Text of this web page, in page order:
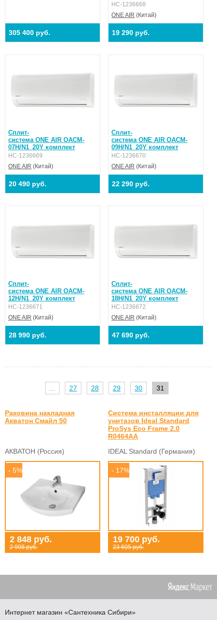
305 400 руб.
НС-1236668
ONE AIR (Китай)
19 290 руб.
Сплит-
система ONE AIR OACM-
07H/N1_20Y комплект
НС-1236669
ONE AIR (Китай)
20 490 руб.
Сплит-
система ONE AIR OACM-
09H/N1_20Y комплект
НС-1236670
ONE AIR (Китай)
22 290 руб.
Сплит-
система ONE AIR OACM-
12H/N1_20Y комплект
НС-1236671
ONE AIR (Китай)
28 990 руб.
Сплит-
система ONE AIR OACM-
18H/N1_20Y комплект
НС-1236672
ONE AIR (Китай)
47 690 руб.
27 28 29 30 31
Раковина накладная
Акватон Смайл 50
АКВАТОН (Россия)
- 5%
2 848 руб.
2 998 руб.
Система инсталляции для
унитазов Ideal Standard
ProSys Eco Frame 2.0
R0464AA
IDEAL Standard (Германия)
- 17%
19 700 руб.
23 605 руб.
Интернет магазин «Сантехника Сибири»